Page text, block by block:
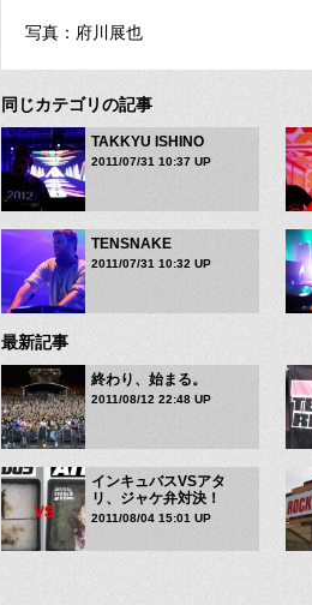
写真：府川展也
同じカテゴリの記事
TAKKYU ISHINO
2011/07/31 10:37 UP
TENSNAKE
2011/07/31 10:32 UP
最新記事
終わり、始まる。
2011/08/12 22:48 UP
インキュバスVSアタ
リ、ジャケ弁対決！
2011/08/04 15:01 UP